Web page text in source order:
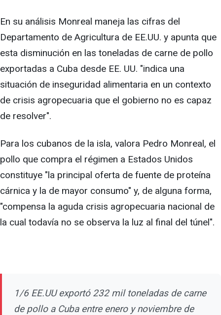
En su análisis Monreal maneja las cifras del
Departamento de Agricultura de EE.UU. y apunta que
esta disminución en las toneladas de carne de pollo
exportadas a Cuba desde EE. UU. "indica una
situación de inseguridad alimentaria en un contexto
de crisis agropecuaria que el gobierno no es capaz
de resolver".
Para los cubanos de la isla, valora Pedro Monreal, el
pollo que compra el régimen a Estados Unidos
constituye "la principal oferta de fuente de proteína
cárnica y la de mayor consumo" y, de alguna forma,
"compensa la aguda crisis agropecuaria nacional de
la cual todavía no se observa la luz al final del túnel".
1/6 EE.UU exportó 232 mil toneladas de carne
de pollo a Cuba entre enero y noviembre de